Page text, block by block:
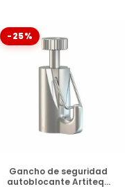
-25%
DISPONIBLE
Gancho de seguridad
autoblocante Artiteq...